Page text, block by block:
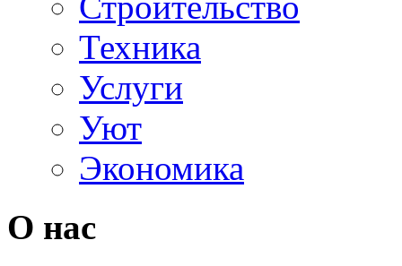
Техника
Услуги
Уют
Экономика
О нас